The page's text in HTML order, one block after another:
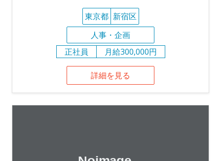
東京都 新宿区
人事・企画
正社員
月給300,000円
詳細を見る